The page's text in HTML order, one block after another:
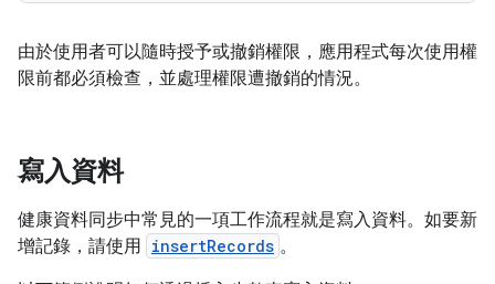
由於使用者可以隨時授予或撤銷權限，應用程式每次使用權
限前都必須檢查，並處理權限遭撤銷的情況。
寫入資料
健康資料同步中常見的一項工作流程就是寫入資料。如要新
增記錄，請使用 insertRecords 。